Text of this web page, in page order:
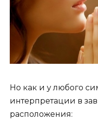
Но как и у любого
интерпретации в
расположения: